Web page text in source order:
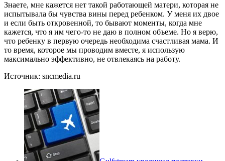
Знаете, мне кажется нет такой работающей матери, которая не
испытывала бы чувства вины перед ребенком. У меня их двое
и если быть откровенной, то бывают моменты, когда мне
кажется, что я им чего-то не даю в полном объеме. Но я верю,
что ребенку в первую очередь необходима счастливая мама. И
то время, которое мы проводим вместе, я использую
максимально эффективно, не отвлекаясь на работу.
Источник: sncmedia.ru